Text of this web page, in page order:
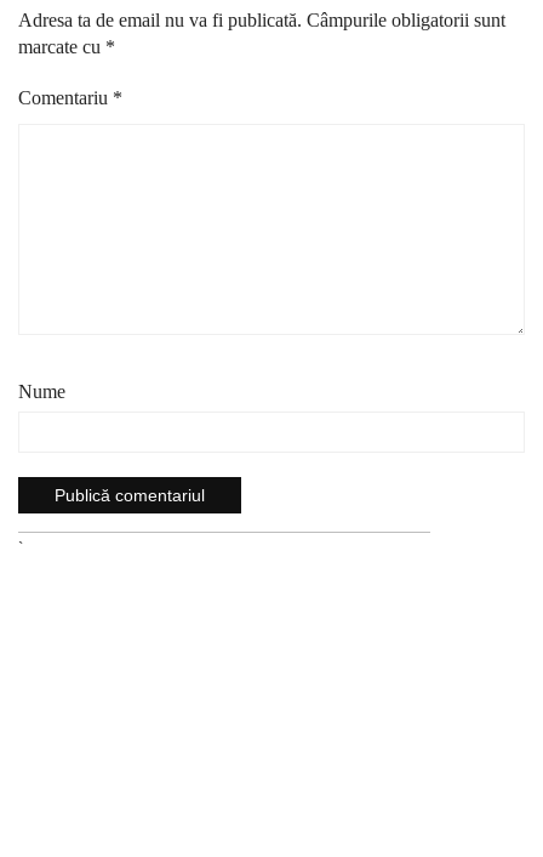
Adresa ta de email nu va fi publicată. Câmpurile obligatorii sunt
marcate cu *
Comentariu *
Nume
`